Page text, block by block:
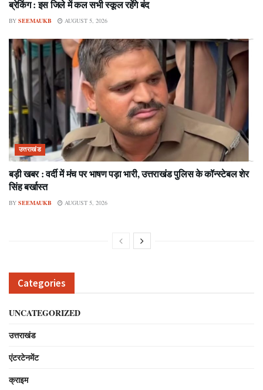
ब्रेकिंग : इस जिले में कल सभी स्कूल रहेंगे बंद
BY SEEMAUKB AUGUST 5, 2026
उत्तराखंड
बड़ी खबर : वर्दी में मंच पर भाषण पड़ा भारी, उत्तराखंड पुलिस के कॉन्स्टेबल शेर
सिंह बर्खास्त
BY SEEMAUKB AUGUST 5, 2026
Categories
UNCATEGORIZED
उत्तराखंड
एंटरटेनमेंट
क्राइम